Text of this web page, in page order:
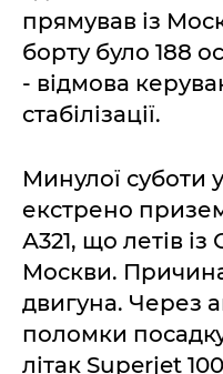
прямував із
борту було 188
- відмова
стабілізації.
Минулої суботи
екстрено
А321, що летів
Москви.
двигуна. Через
поломки
літак Superjet